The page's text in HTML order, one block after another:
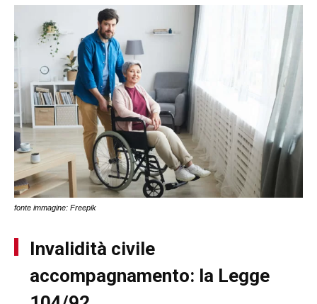
fonte immagine: Freepik
Invalidità civile
accompagnamento: la Legge